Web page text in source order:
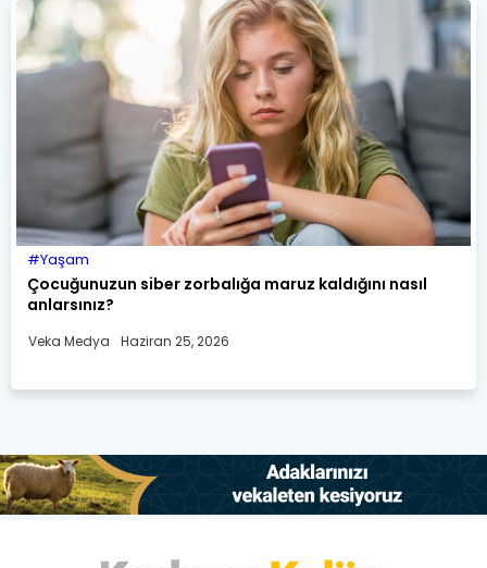
Yaşam
Çocuğunuzun siber zorbalığa maruz kaldığını nasıl
anlarsınız?
Veka Medya Haziran 25, 2026